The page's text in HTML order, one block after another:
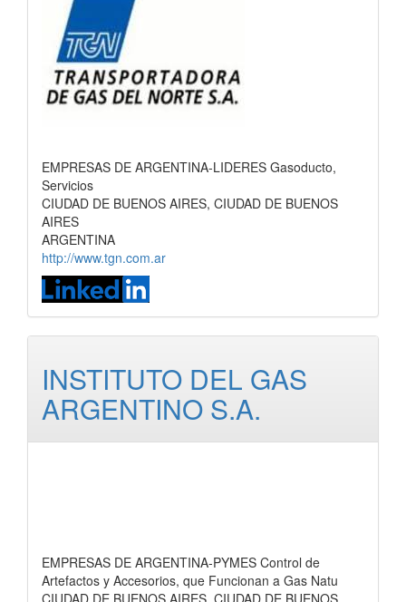
EMPRESAS DE ARGENTINA-LIDERES Gasoducto,
Servicios
CIUDAD DE BUENOS AIRES, CIUDAD DE BUENOS
AIRES
ARGENTINA
http://www.tgn.com.ar
INSTITUTO DEL GAS
ARGENTINO S.A.
EMPRESAS DE ARGENTINA-PYMES Control de
Artefactos y Accesorios, que Funcionan a Gas Natu
CIUDAD DE BUENOS AIRES, CIUDAD DE BUENOS